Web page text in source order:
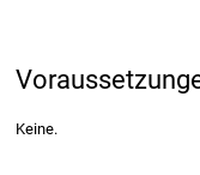
Keine.